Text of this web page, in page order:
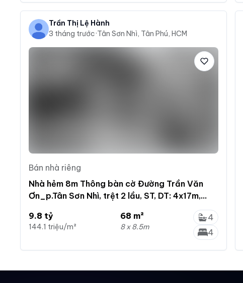
Trần Thị Lệ Hành
3 tháng trước·Tân Sơn Nhì, Tân Phú, HCM
Bán nhà riêng
Nhà hẻm 8m Thông bàn cờ Đường Trần Văn
Ơn_p.Tân Sơn Nhì, trệt 2 lầu, ST, DT: 4x17m,
9.8 tỷ
144.1 triệu/m²
68 m²
8 x 8.5m
4
4